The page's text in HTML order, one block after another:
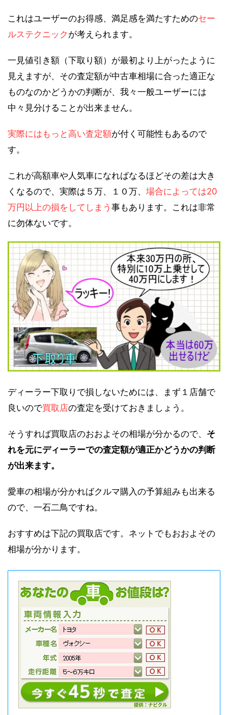
これはユーザーのお得感、満足感を満たすためのセー
ルステクニック が考えられます。
一見値引き額（下取り額）が最初より上がったように
見えますが、その査定額が中古車相場に合った適正な
ものなのかどうかの判断が、我々一般ユーザーには
中々見分けることが出来ません。
実際にはもっと高い査定額が付く可能性もあるので
す。
これが高額車や人気車になればなるほどその差は大き
くなるので、実際は５万、１０万、 場合によっては20
万円以上の損をしてしまう 事もあります。これは非常
に勿体ないです。
ディーラー下取りで損しないためには、まず１店舗で
良いので買取店の査定を受けておきましょう。
そうすれば買取店のおおよその相場が分かるので、 そ
れを元にディーラーでの査定額が適正かどうかの判断
が出来ます。
愛車の相場が分かればクルマ購入の予算組みも出来る
ので、一石二鳥ですね。
おすすめは下記の買取店です。ネットでもおおよその
相場が分かります。